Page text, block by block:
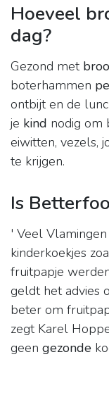
Hoeveel
dag?
Gezond met
boterhammen
ontbijt en de
je kind nodig om
eiwitten, vezels,
te krijgen.
Is
' Veel
kinderkoekjes
fruitpapje
geldt het advies
beter om
zegt Karel
geen gezonde